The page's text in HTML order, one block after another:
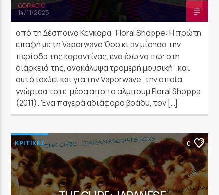
GORADIO
14/11/2025
από τη Δέσποινα Καγκαρά Floral Shoppe: Η πρώτη
επαφή με τη Vaporwave Όσο κι αν μίσησα την
περίοδο της καραντίνας, ένα έχω να πω: στη
διάρκειά της, ανακάλυψα τρομερή μουσική ˙ και
αυτό ισχύει και για την Vaporwave, την οποία
γνώρισα τότε, μέσα από το άλμπουμ Floral Shoppe
(2011). Ένα παγερά αδιάφορο βράδυ, τον […]
ΚΡΙΤΙΚΕΣ 0